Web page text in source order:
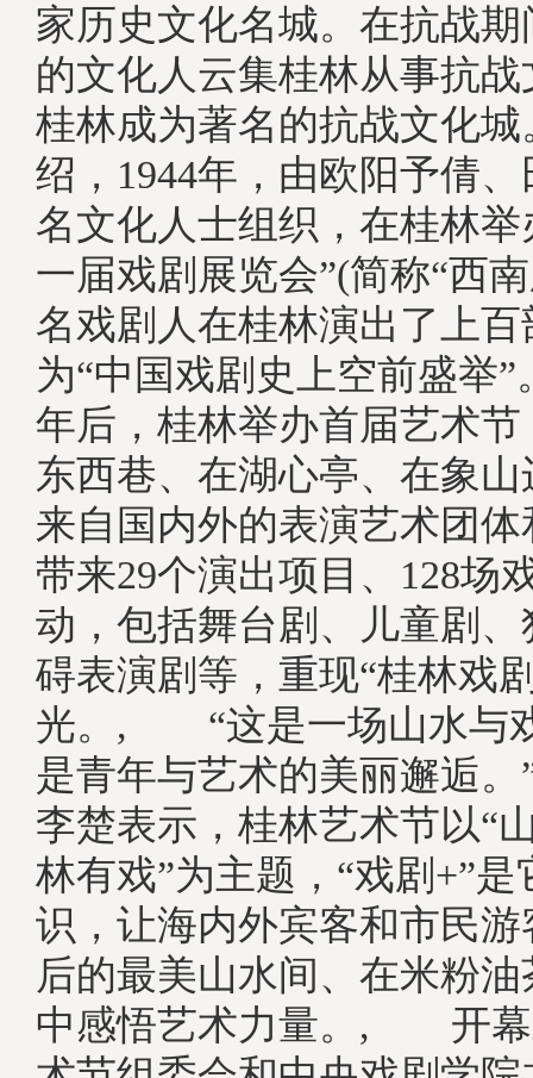
家历史文化名城。在抗战
的文化人云集桂林从事抗
桂林成为著名的抗战文
绍，1944年，由欧阳予倩
名文化人士组织，在桂林举
一届戏剧展览会”(简称“西
名戏剧人在桂林演出了上
为“中国戏剧史上空前盛
年后，桂林举办首届艺术
东西巷、在湖心亭、在象
来自国内外的表演艺术团
带来29个演出项目、128场
动，包括舞台剧、儿童剧
碍表演剧等，重现“桂林戏
光。, “这是一场山水与
是青年与艺术的美丽邂逅。
李楚表示，桂林艺术节以“
林有戏”为主题，“戏剧+”
识，让海内外宾客和市民
后的最美山水间、在米粉
中感悟艺术力量。, 开幕